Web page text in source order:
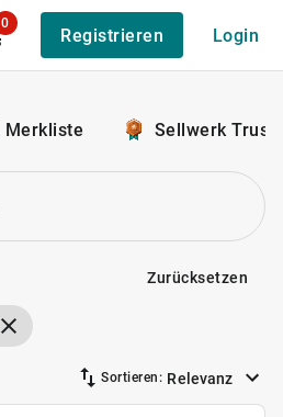
0
Registrieren Login
Merkliste Sellwerk
Zurücksetzen
Sortieren: Relevanz